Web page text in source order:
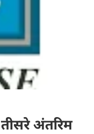
अंतरिम